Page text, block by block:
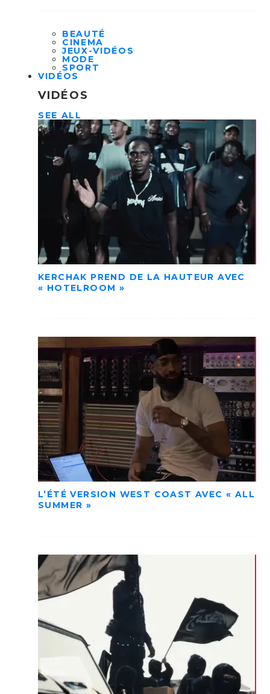
BEAUTÉ
CINEMA
JEUX-VIDÉOS
MODE
SPORT
VIDÉOS
VIDÉOS
SEE ALL
KERCHAK PREND DE LA HAUTEUR AVEC
« HOTELROOM »
L’ÉTÉ VERSION WEST COAST AVEC « ALL
SUMMER »